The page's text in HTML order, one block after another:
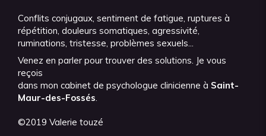
Conflits conjugaux, sentiment de fatigue, ruptures à
répétition, douleurs somatiques, agressivité,
ruminations, tristesse, problèmes sexuels...
Venez en parler pour trouver des solutions. Je vous
reçois
dans mon cabinet de psychologue clinicienne à Saint-
Maur-des-Fossés.
©2019 Valerie touzé